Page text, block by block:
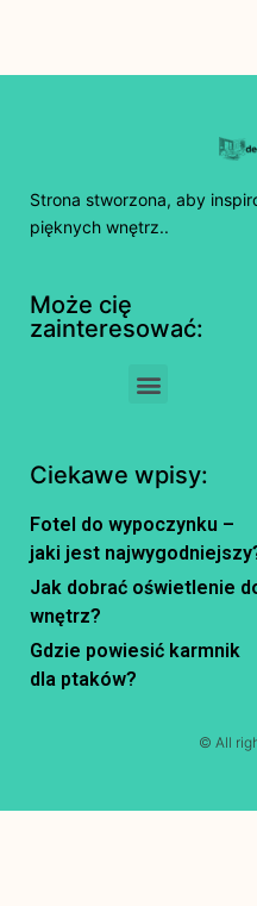
Strona stworzona, aby
pięknych wnętrz..
Może cię
zainteresować:
Ciekawe wpisy:
Fotel do wypoczynku –
jaki jest
Jak dobrać oświetlenie
wnętrz?
Gdzie powiesić karmnik
dla ptaków?
© All